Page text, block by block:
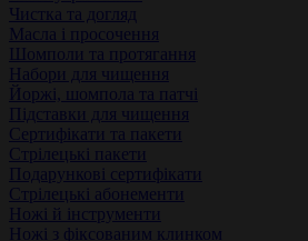
Чистка та догляд
Масла і просочення
Шомполи та протягання
Набори для чищення
Йоржі, шомпола та патчі
Підставки для чищення
Сертифікати та пакети
Стрілецькі пакети
Подарункові сертифікати
Стрілецькі абонементи
Ножі й інструменти
Ножі з фіксованим клинком